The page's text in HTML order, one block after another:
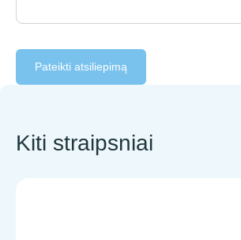
Pateikti atsiliepimą
Kiti straipsniai